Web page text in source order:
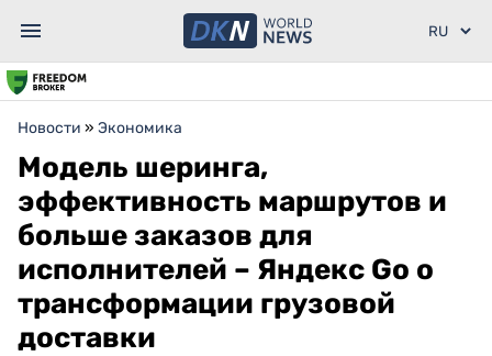
Новости » Экономика
Модель шеринга,
эффективность маршрутов и
больше заказов для
исполнителей – Яндекс Go о
трансформации грузовой
доставки